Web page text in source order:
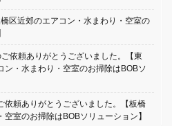
区近郊のエアコン・水まわり・空室の
依頼ありがとうございました。【東
ン・水まわり・空室のお掃除はBOBソ
依頼ありがとうございました。【板橋
室のお掃除はBOBソリューション】